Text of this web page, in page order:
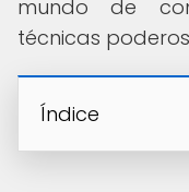
mundo de
técnicas
Índice